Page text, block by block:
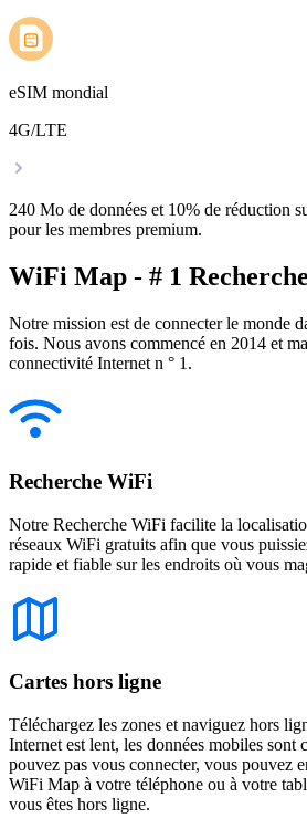
eSIM mondial
4G/LTE
240 Mo de données et 10% de réduction
pour les membres premium.
WiFi Map - # 1
Notre mission est de connecter le monde
fois. Nous avons commencé en 2014 et
connectivité Internet n ° 1.
Recherche WiFi
Notre Recherche WiFi facilite la
réseaux WiFi gratuits afin que vous
rapide et fiable sur les endroits où vous
Cartes hors ligne
Téléchargez les zones et naviguez hors
Internet est lent, les données mobiles sont
pouvez pas vous connecter, vous pouvez
WiFi Map à votre téléphone ou à votre
vous êtes hors ligne.